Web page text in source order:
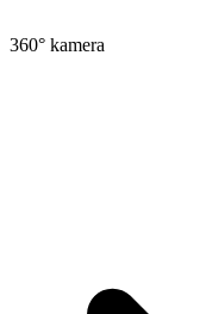
360° kamera